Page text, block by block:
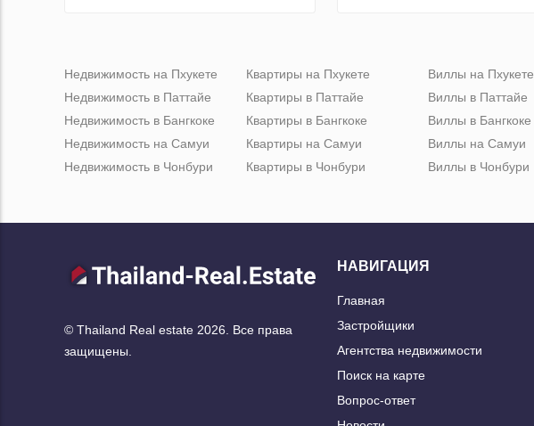
Недвижимость на Пхукете
Недвижимость в Паттайе
Недвижимость в Бангкоке
Недвижимость на Самуи
Недвижимость в Чонбури
Квартиры на Пхукете
Квартиры в Паттайе
Квартиры в Бангкоке
Квартиры на Самуи
Квартиры в Чонбури
Виллы на Пхукете
Виллы в Паттайе
Виллы в Бангкоке
Виллы на Самуи
Виллы в Чонбури
© Thailand Real estate 2026. Все права
защищены.
НАВИГАЦИЯ
Главная
Застройщики
Агентства недвижимости
Поиск на карте
Вопрос-ответ